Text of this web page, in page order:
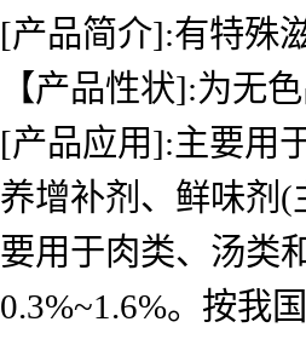
[产品简介]:有特殊
【产品性状]:为无
[产品应用]:主要用
养增补剂、鲜味剂(
要用于肉类、汤类
0.3%~1.6%。按我